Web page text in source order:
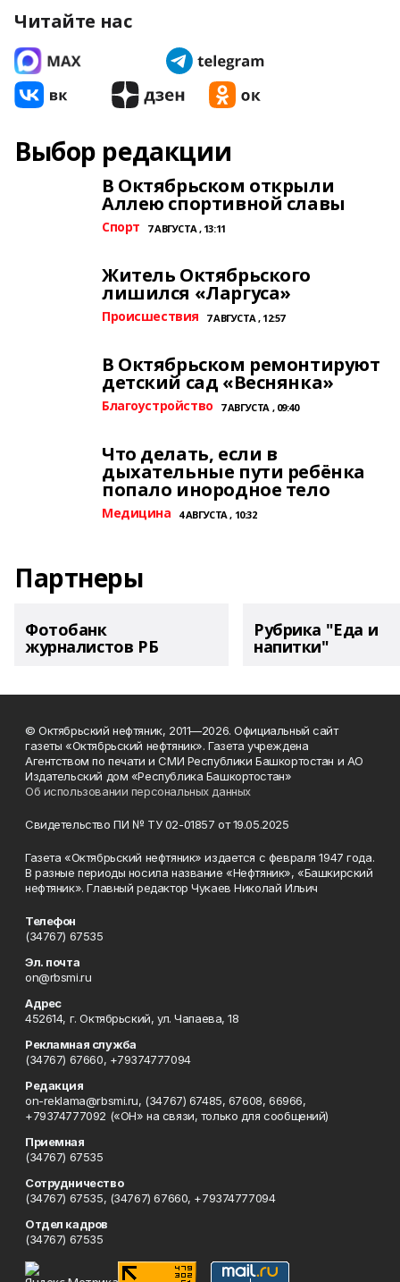
Читайте нас
Выбор редакции
В Октябрьском открыли
Аллею спортивной славы
Спорт 7 АВГУСТА , 13:11
Житель Октябрьского
лишился «Ларгуса»
Происшествия 7 АВГУСТА , 12:57
В Октябрьском ремонтируют
детский сад «Веснянка»
Благоустройство 7 АВГУСТА , 09:40
Что делать, если в
дыхательные пути ребёнка
попало инородное тело
Медицина 4 АВГУСТА , 10:32
Партнеры
Фотобанк
журналистов РБ
Рубрика "Еда и
напитки"
© Октябрьский нефтяник, 2011—2026. Официальный сайт
газеты «Октябрьский нефтяник». Газета учреждена
Агентством по печати и СМИ Республики Башкортостан и АО
Издательский дом «Республика Башкортостан»
Об использовании персональных данных
Свидетельство ПИ № ТУ 02-01857 от 19.05.2025
Газета «Октябрьский нефтяник» издается с февраля 1947 года.
В разные периоды носила название «Нефтяник», «Башкирский
нефтяник». Главный редактор Чукаев Николай Ильич
Телефон
(34767) 67535
Эл. почта
on@rbsmi.ru
Адрес
452614, г. Октябрьский, ул. Чапаева, 18
Рекламная служба
(34767) 67660, +79374777094
Редакция
on-reklama@rbsmi.ru, (34767) 67485, 67608, 66966,
+79374777092 («ОН» на связи, только для сообщений)
Приемная
(34767) 67535
Сотрудничество
(34767) 67535, (34767) 67660, +79374777094
Отдел кадров
(34767) 67535